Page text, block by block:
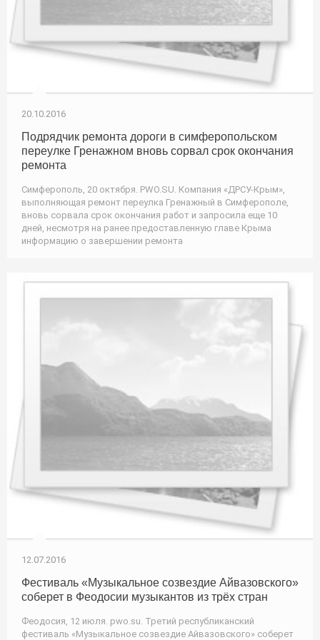
20.10.2016
Подрядчик ремонта дороги в симферопольском
переулке Гренажном вновь сорвал срок окончания
ремонта
Симферополь, 20 октября. PWO.SU. Компания «ДРСУ-Крым»,
выполняющая ремонт переулка Гренажный в Симферополе,
вновь сорвала срок окончания работ и запросила еще 10
дней, несмотря на ранее предоставленную главе Крыма
информацию о завершении ремонта
12.07.2016
Фестиваль «Музыкальное созвездие Айвазовского»
соберет в Феодосии музыкантов из трёх стран
Феодосия, 12 июля. pwo.su. Третий республиканский
фестиваль «Музыкальное созвездие Айвазовского» соберет